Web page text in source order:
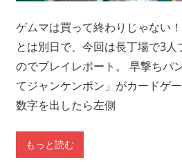
ゲムマは買って終わりじゃない
とは別日で、今回は長丁場で3人
のでプレイレポート。 早撃ちパ
てジャンケンポン」がカードゲ
数字を出したら左側
もっと読む